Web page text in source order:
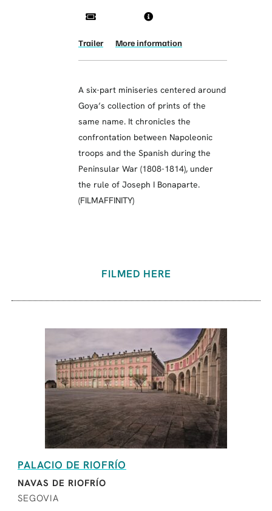
Trailer More information
A six-part miniseries centered around
Goya’s collection of prints of the
same name. It chronicles the
confrontation between Napoleonic
troops and the Spanish during the
Peninsular War (1808-1814), under
the rule of Joseph I Bonaparte.
(FILMAFFINITY)
FILMED HERE
PALACIO DE RIOFRÍO
NAVAS DE RIOFRÍO
SEGOVIA